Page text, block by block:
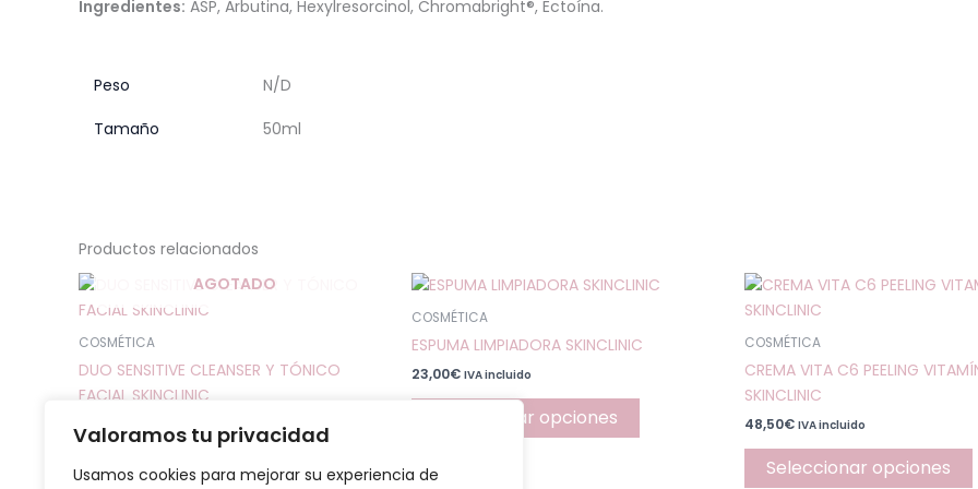
Valoramos tu privacidad
Usamos cookies para mejorar su experiencia de
Ingredientes: ASP, Arbutina, Hexylresorcinol, Chromabright®, Ectoína.
Peso
N/D
Tamaño
50ml
Productos relacionados
AGOTADO
COSMÉTICA
DUO SENSITIVE CLEANSER Y TÓNICO
FACIAL SKINCLINIC
35,00 IVA incluido
Leer más
COSMÉTICA
ESPUMA LIMPIADORA SKINCLINIC
23,00€ IVA incluido
Seleccionar opciones
Este
tiene
opciones
COSMÉTICA
CREMA VITA C6 PEELING
SKINCLINIC
48,50€ IVA incluido
Seleccionar opciones